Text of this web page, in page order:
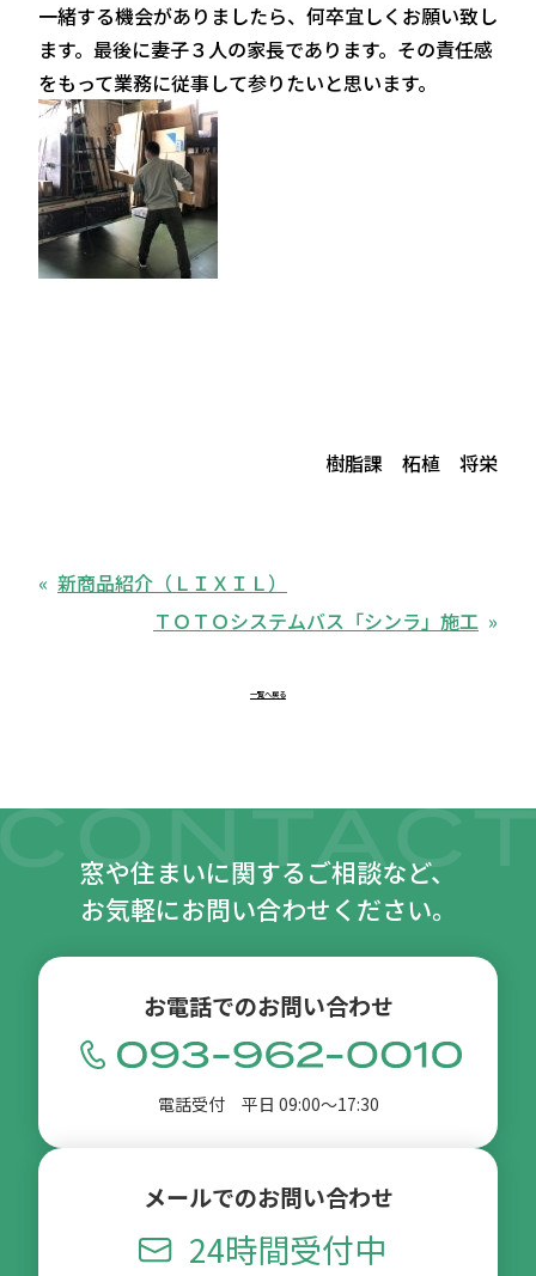
一緒する機会がありましたら、何卒宜しくお願い致し
ます。最後に妻子３人の家長であります。その責任感
をもって業務に従事して参りたいと思います。
樹脂課 柘植 将栄
新商品紹介（ＬＩＸＩＬ）
ＴＯＴＯシステムバス「シンラ」施工
一覧へ戻る
窓や住まいに関するご相談など、
お気軽にお問い合わせください。
お電話でのお問い合わせ
電話受付 平日 09:00〜17:30
メールでのお問い合わせ
24時間受付中